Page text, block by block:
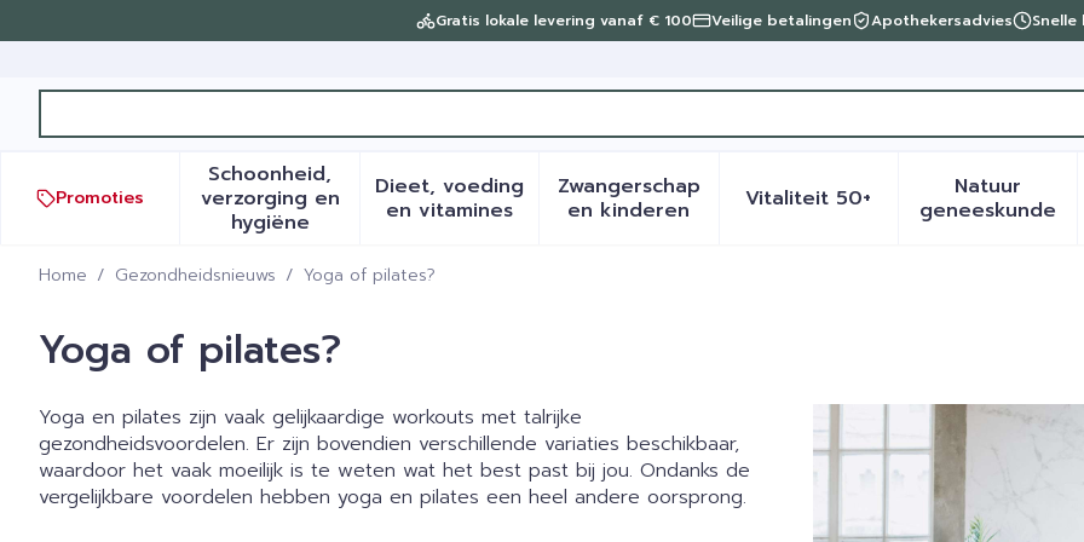
Gratis lokale levering vanaf € 100 Veilige betalingen Apothekersadvies Snelle
Promoties
Schoonheid,
verzorging en
hygiëneToon submenu voor Schoonheid, verzorging en hygiëne categorie
Dieet, voeding
en vitamines
Toon submenu voor Dieet, voeding en vitamines categorie
Zwangerschap
en kinderenToon submenu voor Zwangerschap en
Vitaliteit 50+Toon submenu voor
Natuur
geneeskunde
Toon
Home / Gezondheidsnieuws / Yoga of pilates?
Yoga of pilates?
Yoga en pilates zijn vaak gelijkaardige workouts met talrijke
gezondheidsvoordelen. Er zijn bovendien verschillende variaties beschikbaar,
waardoor het vaak moeilijk is te weten wat het best past bij jou. Ondanks de
vergelijkbare voordelen hebben yoga en pilates een heel andere oorsprong.